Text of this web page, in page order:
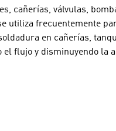
cañerías, válvulas,
utiliza frecuentemente
en cañerías,
el flujo y disminuyendo la